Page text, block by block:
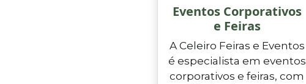
Eventos Corporativos
e Feiras
A Celeiro Feiras e Eventos
é especialista em eventos
corporativos e feiras, com